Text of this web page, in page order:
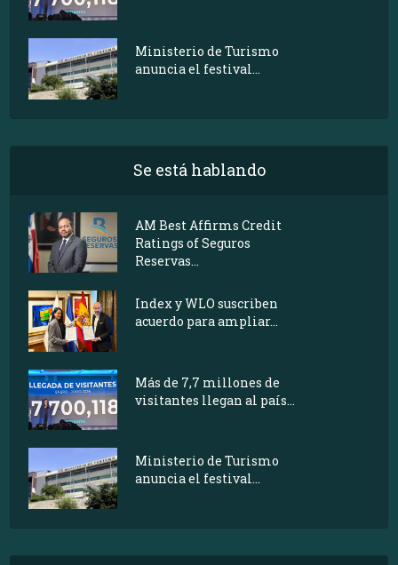
Ministerio de Turismo
anuncia el festival...
Se está hablando
AM Best Affirms Credit
Ratings of Seguros
Reservas...
Index y WLO suscriben
acuerdo para ampliar...
Más de 7,7 millones de
visitantes llegan al país...
Ministerio de Turismo
anuncia el festival...